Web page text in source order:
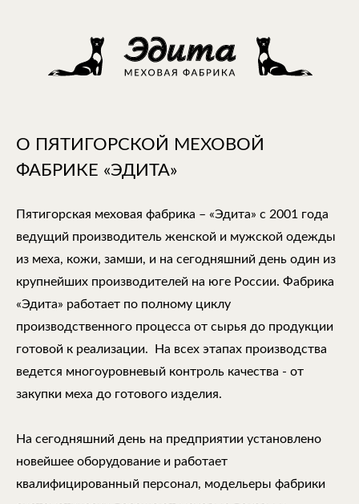
О ПЯТИГОРСКОЙ МЕХОВОЙ
ФАБРИКЕ «ЭДИТА»
Пятигорская меховая фабрика – «Эдита» с 2001 года
ведущий производитель женской и мужской одежды
из меха, кожи, замши, и на сегодняшний день один из
крупнейших производителей на юге России. Фабрика
«Эдита» работает по полному циклу
производственного процесса от сырья до продукции
готовой к реализации. На всех этапах производства
ведется многоуровневый контроль качества - от
закупки меха до готового изделия.
На сегодняшний день на предприятии установлено
новейшее оборудование и работает
квалифицированный персонал, модельеры фабрики